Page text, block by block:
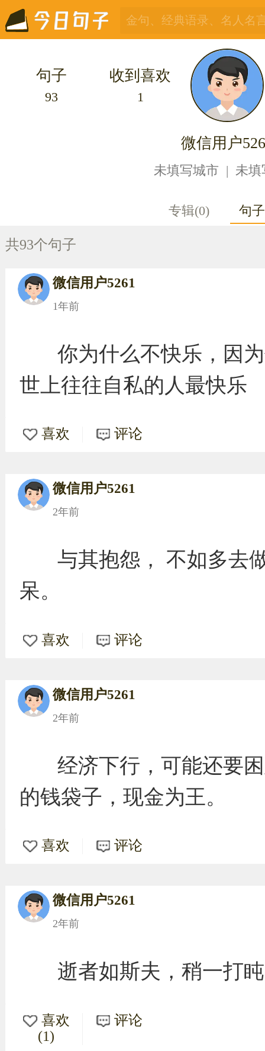
句子
93
收到喜欢
1
微信用户
未填写城市 | 未填
专辑(0) 句
共93个句子
微信用户5261
1年前
你为什么不快乐，因
世上往往自私的人最快乐
喜欢 评论
微信用户5261
2年前
与其抱怨， 不如多去
呆。
喜欢 评论
微信用户5261
2年前
经济下行，可能还要
的钱袋子，现金为王。
喜欢 评论
微信用户5261
2年前
逝者如斯夫，稍一打
喜欢
(1)
评论